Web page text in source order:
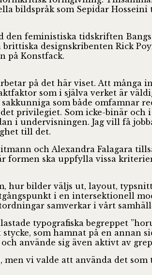
bildspråk som Sepidar
den feministiska tidskriften
designskribenten Rick
på Konstfack.
på det här viset. Att
som i själva verket är
som både omfamnar
privilegiet. Som icke-binär och
i undervisningen. Jag vill få
till det.
och Alexandra Falagara
formen ska uppfylla vissa
hur bilder väljs ut, layout,
i en intersektionell
samverkar i vårt
typografiska begreppet
som hamnat på en annan
använde sig även aktivt av
men vi valde att använda det